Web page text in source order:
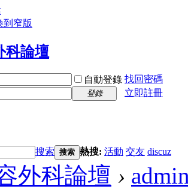
到窄版
自動登錄 找回密碼
登錄
立即註冊
搜索 搜索 熱搜: 活動 交友 discuz
外科論壇 ›